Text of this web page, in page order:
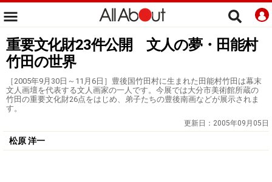
重要文化財23件公開 文人の夢・田能村
竹田の世界
［2005年9月30日～11月6日］豊後国竹田村に生まれた田能村竹田は幕末
文人画壇を代表する文人画家の一人です。今展では大分市美術館所蔵の
竹田の重要文化財26点をはじめ、弟子たちの豊後南画などが展示されま
す。
更新日： 2005年09月05日
松原 洋一